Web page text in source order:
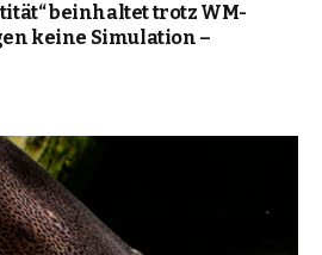
beinhaltet trotz WM-
keine Simulation –